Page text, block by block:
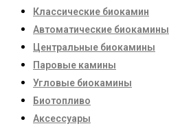
Классические биокамин
Автоматические биокамины
Центральные биокамины
Паровые камины
Угловые биокамины
Биотопливо
Аксессуары